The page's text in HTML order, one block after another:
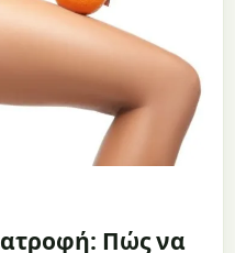
Πώς να